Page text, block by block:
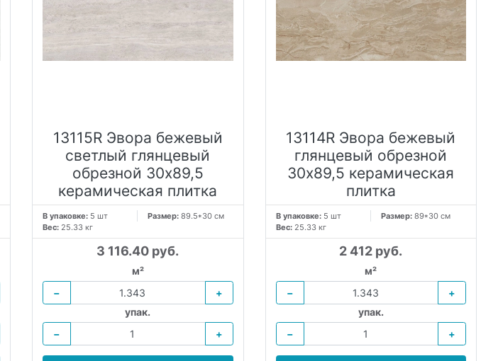
13115R Эвора бежевый
светлый глянцевый
обрезной 30х89,5
керамическая плитка
В упаковке: 5 шт Размер:89.5*30 см
Вес: 25.33 кг
3 116.40 руб.
м²
−
+
упак.
−
+
13114R Эвора бежевый
глянцевый обрезной
30х89,5 керамическая
плитка
В упаковке:5 шт Размер: 89*30 см
Вес: 25.33 кг
2 412 руб.
м²
−
+
упак.
−
+